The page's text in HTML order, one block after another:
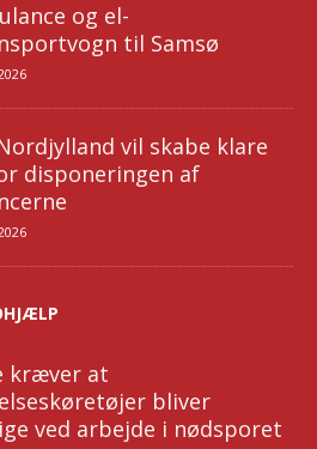
og el-
til Samsø
vil skabe klare
disponeringen af
kræver at
bliver
ved arbejde i nødsporet